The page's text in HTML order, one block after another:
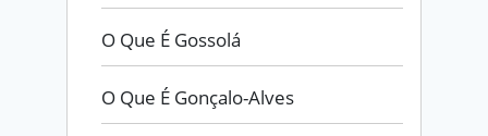
O Que É Gossolá
O Que É Gonçalo-Alves